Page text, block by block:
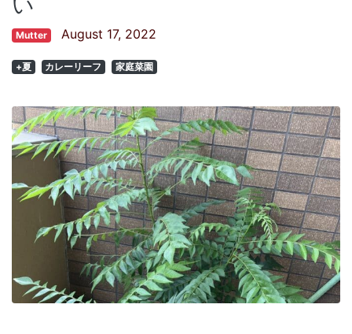
Mutter August 17, 2022
+夏 カレーリーフ 家庭菜園